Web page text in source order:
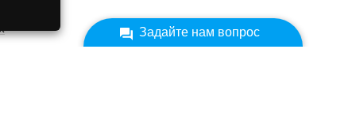
Задайте нам вопрос